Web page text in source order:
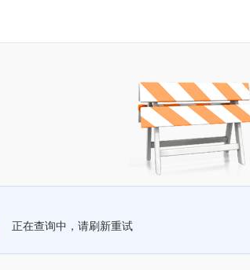
正在查询中，请刷新重试